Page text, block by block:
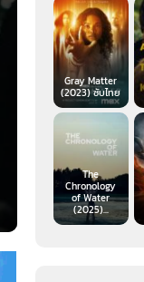
Gray Matter
(2023) ซับไทย
The
Chronology
of Water
(2025)...